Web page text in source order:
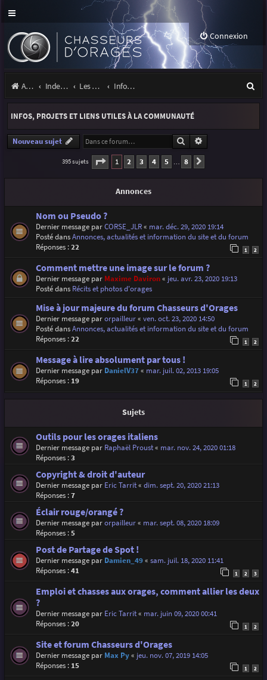
Connexion
Accueil Index du forum Les orages Infos, projets et liens utiles à la communauté
e
r
INFOS, PROJETS ET LIENS UTILES À LA COMMUNAUTÉ
Nouveau sujet Rechercher
395 sujets Page 1sur
1 2 3 4 5 … 8
Annonces
Nom ou Pseudo ?
Dernier message parCORSE_JLR« mar. déc. 29, 2020 19:14
Posté dansAnnonces, actualités et information du site et du forum
Réponses :22 1 2
Comment mettre une image sur le forum ?
Dernier message par Maxime Daviron« jeu. avr. 23, 2020 19:13
Posté dans Récits et photos d'orages
Mise à jour majeure du forum Chasseurs d'Orages
Dernier message parorpailleur« ven. oct. 23, 2020 14:50
Posté dansAnnonces, actualités et information du site et du forum
Réponses :22 1 2
Message à lire absolument par tous !
Dernier message par DanielV37« mar. juil. 02, 2013 19:05
Réponses : 19 1 2
Sujets
Outils pour les orages italiens
Dernier message par Raphaël Proust« mar. nov. 24, 2020 01:18
Réponses :3
Copyright & droit d'auteur
Dernier message par Eric Tarrit« dim. sept. 20, 2020 21:13
Réponses :7
Éclair rouge/orangé ?
Dernier message parorpailleur« mar. sept. 08, 2020 18:09
Réponses :5
Post de Partage de Spot !
Dernier message par Damien_49« sam. juil. 18, 2020 11:41
Réponses :41 1 2 3
Emploi et chasses aux orages, comment allier les deux
?
Dernier message par Eric Tarrit« mar. juin 09, 2020 00:41
Réponses :20 1 2
Site et forum Chasseurs d'Orages
Dernier message par Max Py« jeu. nov. 07, 2019 14:05
Réponses : 15 1 2